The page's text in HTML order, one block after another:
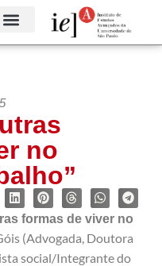
no
formas de viver no
(Advogada, Doutora
social/Integrante do